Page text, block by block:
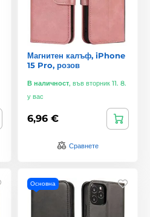
Магнитен калъф, iPhone
15 Pro, розов
В наличност, във вторник 11. 8.
у вас
6,96 €
Сравнете
Основна